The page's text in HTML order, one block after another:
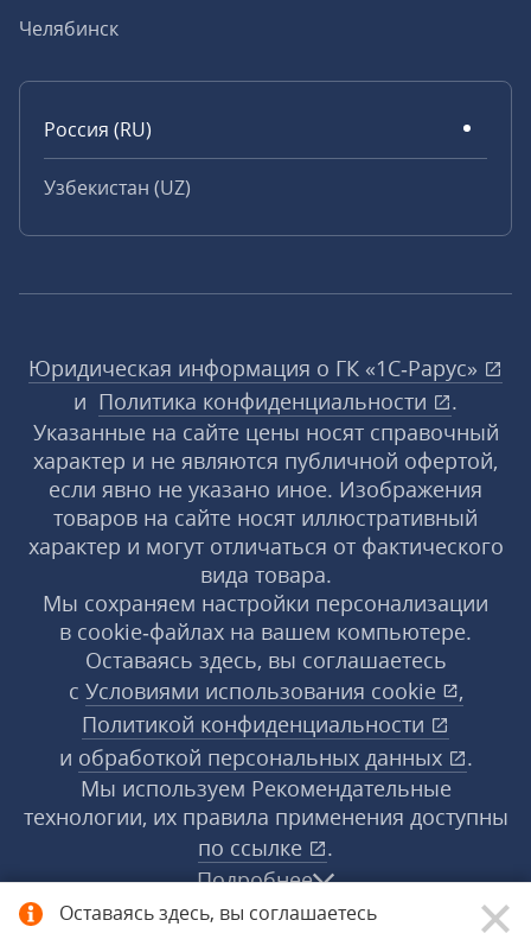
Оставаясь здесь, вы соглашаетесь
Челябинск
Россия (RU)
Узбекистан (UZ)
Юридическая информация о ГК «1С‑Рарус»
и Политика конфиденциальности
.
Указанные на сайте цены носят справочный
характер и не являются публичной офертой,
если явно не указано иное. Изображения
товаров на сайте носят иллюстративный
характер и могут отличаться от фактического
вида товара.
Мы сохраняем настройки персонализации
в cookie‑файлах на вашем компьютере.
Оставаясь здесь, вы соглашаетесь
с Условиями использования cookie
,
Политикой конфиденциальности
и обработкой персональных данных
.
Мы используем Рекомендательные
технологии, их правила применения доступны
по ссылке
.
Подробнее